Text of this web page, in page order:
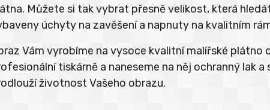
Můžete si tak vybrat přesně velikost, která
úchyty na zavěšení a napnuty na kvalitním
Vám vyrobíme na vysoce kvalitní malířské
tiskárně a naneseme na něj ochranný lak
životnost Vašeho obrazu.